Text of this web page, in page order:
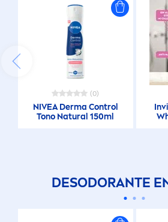
(0)
NIVEADerma Control
Tono Natural 150ml
DESODORANTE